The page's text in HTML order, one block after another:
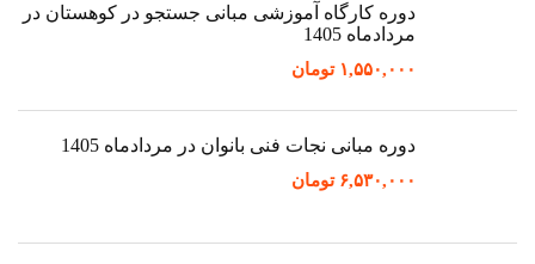
دوره کارگاه آموزشی مبانی جستجو در کوهستان در
مردادماه 1405
۱,۵۵۰,۰۰۰ تومان
دوره مبانی نجات فنی بانوان در مردادماه 1405
۶,۵۳۰,۰۰۰ تومان